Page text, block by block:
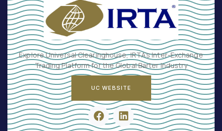
Explore Universal Clearinghouse, IRTA’s Inter-Exchange
Trading Platform for the Global Barter Industry
UC WEBSITE